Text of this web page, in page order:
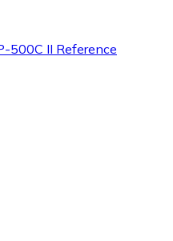
500C II Reference